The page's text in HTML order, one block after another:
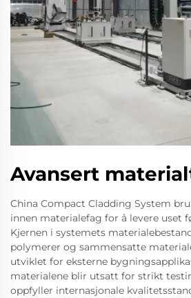
Avansert
China Compact Cladding System
innen materialefag for å levere uset
Kjernen i systemets
polymerer og sammensatte
utviklet for eksterne
materialene blir utsatt for strikt
oppfyller internasjonale